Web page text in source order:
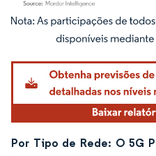
Imagem © Mordor Intelligence. O
Por Tipo de Rede: O 5G